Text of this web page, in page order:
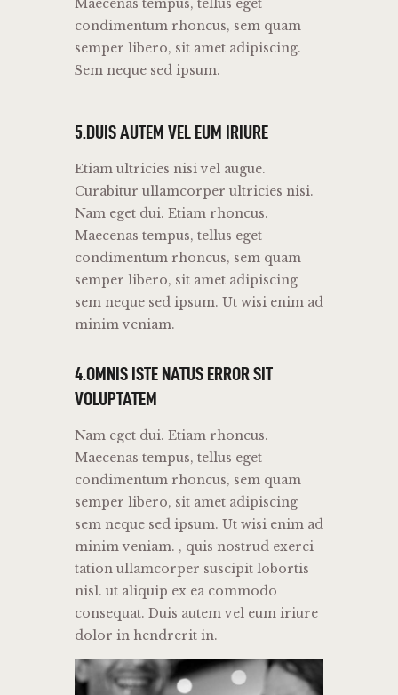
Maecenas tempus, tellus eget
condimentum rhoncus, sem quam
semper libero, sit amet adipiscing.
Sem neque sed ipsum.
5.DUIS AUTEM VEL EUM IRIURE
Etiam ultricies nisi vel augue.
Curabitur ullamcorper ultricies nisi.
Nam eget dui. Etiam rhoncus.
Maecenas tempus, tellus eget
condimentum rhoncus, sem quam
semper libero, sit amet adipiscing
sem neque sed ipsum. Ut wisi enim ad
minim veniam.
4.OMNIS ISTE NATUS ERROR SIT
VOLUPTATEM
Nam eget dui. Etiam rhoncus.
Maecenas tempus, tellus eget
condimentum rhoncus, sem quam
semper libero, sit amet adipiscing
sem neque sed ipsum. Ut wisi enim ad
minim veniam. , quis nostrud exerci
tation ullamcorper suscipit lobortis
nisl. ut aliquip ex ea commodo
consequat. Duis autem vel eum iriure
dolor in hendrerit in.